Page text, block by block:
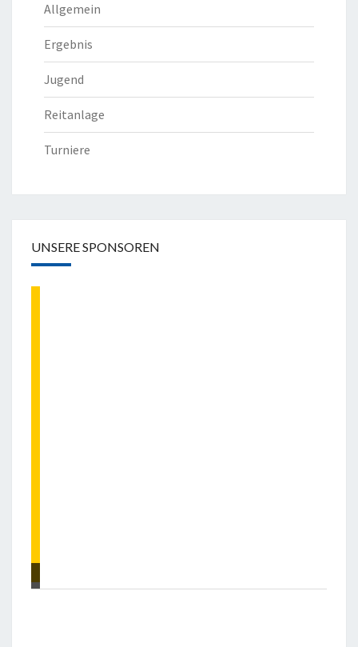
Allgemein
Ergebnis
Jugend
Reitanlage
Turniere
UNSERE SPONSOREN